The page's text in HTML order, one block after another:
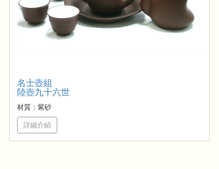
名士壺組
陸壺九十六世
材質：紫砂
詳細介紹